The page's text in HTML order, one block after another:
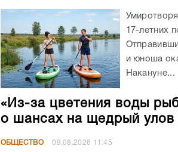
17-летних
и юноша
Накануне...
«Из-за цветения воды
о шансах на щедрый улов
ОБЩЕСТВО 09.08.2026 11:45